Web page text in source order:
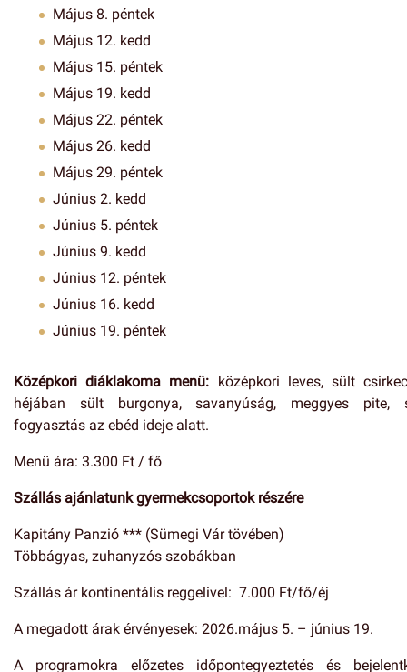
Május 8. péntek
Május 12. kedd
Május 15. péntek
Május 19. kedd
Május 22. péntek
Május 26. kedd
Május 29. péntek
Június 2. kedd
Június 5. péntek
Június 9. kedd
Június 12. péntek
Június 16. kedd
Június 19. péntek
Középkori diáklakoma menü: középkori leves, sült
héjában sült burgonya, savanyúság, meggyes pite,
fogyasztás az ebéd ideje alatt.
Menü ára: 3.300 Ft / fő
Szállás ajánlatunk gyermekcsoportok részére
Kapitány Panzió *** (Sümegi Vár tövében)
Többágyas, zuhanyzós szobákban
Szállás ár kontinentális reggelivel: 7.000 Ft/fő/éj
A megadott árak érvényesek: 2026.május 5. – június 19.
A programokra előzetes időpontegyeztetés és